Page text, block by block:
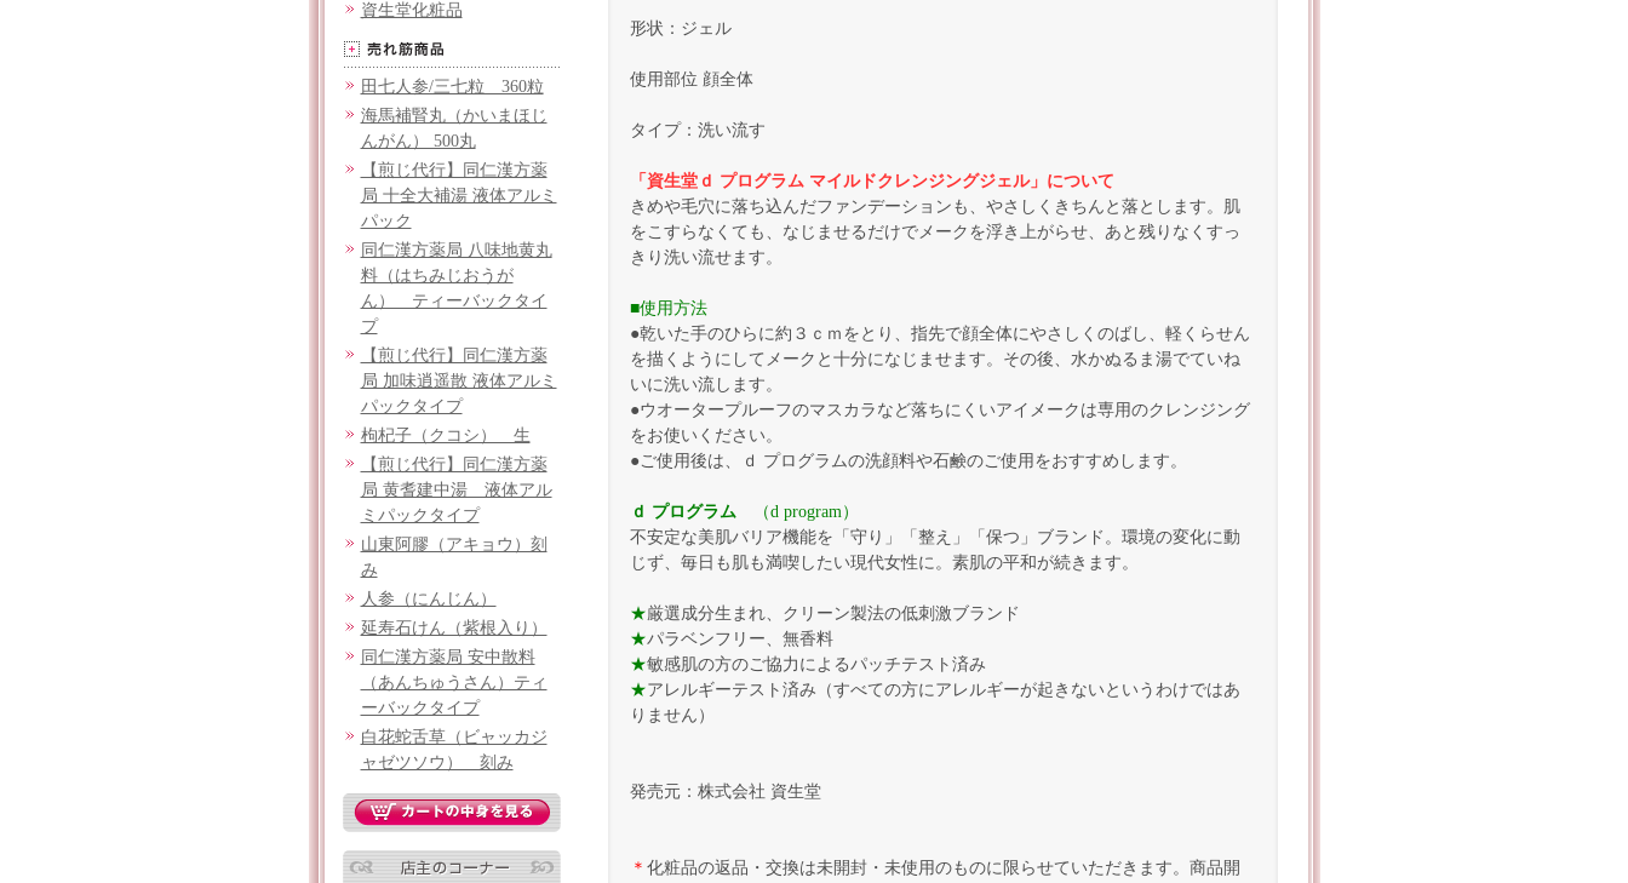
資生堂化粧品
田七人参/三七粒 360粒
海馬補腎丸（かいまほじ
んがん） 500丸
【煎じ代行】同仁漢方薬
局 十全大補湯 液体アルミ
パック
同仁漢方薬局 八味地黄丸
料（はちみじおうが
ん） ティーバックタイ
プ
【煎じ代行】同仁漢方薬
局 加味逍遥散 液体アルミ
パックタイプ
枸杞子（クコシ） 生
【煎じ代行】同仁漢方薬
局 黄耆建中湯 液体アル
ミパックタイプ
山東阿膠（アキョウ）刻
み
人参（にんじん）
延寿石けん（紫根入り）
同仁漢方薬局 安中散料
（あんちゅうさん）ティ
ーバックタイプ
白花蛇舌草（ビャッカジ
ャゼツソウ） 刻み
形状：ジェル
使用部位 顔全体
タイプ：洗い流す
「資生堂ｄ プログラム マイルドクレンジングジェル」について
きめや毛穴に落ち込んだファンデーションも、やさしくきちんと落とします。肌
をこすらなくても、なじませるだけでメークを浮き上がらせ、あと残りなくすっ
きり洗い流せます。
■使用方法
●乾いた手のひらに約３ｃｍをとり、指先で顔全体にやさしくのばし、軽くらせん
を描くようにしてメークと十分になじませます。その後、水かぬるま湯でていね
いに洗い流します。
●ウオータープルーフのマスカラなど落ちにくいアイメークは専用のクレンジング
をお使いください。
●ご使用後は、ｄ プログラムの洗顔料や石鹸のご使用をおすすめします。
ｄ プログラム
（d program）
不安定な美肌バリア機能を「守り」「整え」「保つ」ブランド。環境の変化に動
じず、毎日も肌も満喫したい現代女性に。素肌の平和が続きます。
★厳選成分生まれ、クリーン製法の低刺激ブランド
★パラベンフリー、無香料
★敏感肌の方のご協力によるパッチテスト済み
★アレルギーテスト済み（すべての方にアレルギーが起きないというわけではあ
りません）
発売元：株式会社 資生堂
＊ 化粧品の返品・交換は未開封・未使用のものに限らせていただきます。商品開